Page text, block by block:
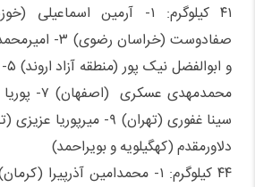
صفادوست
و
دلاورمقدم (کهگیلویه و بویراحمد)